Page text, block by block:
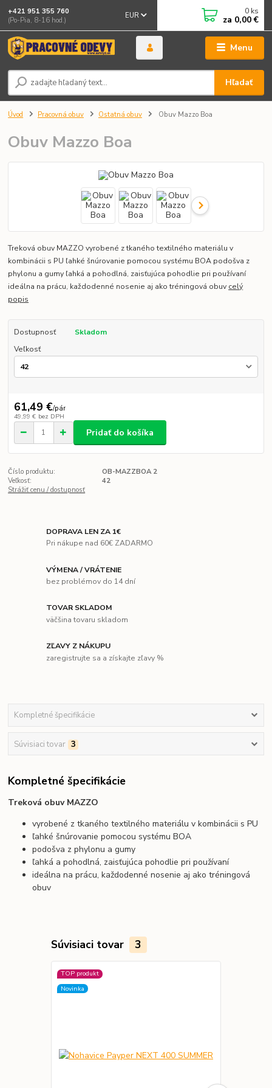
Menu
EUR
Hľadať
+421 951 355 760
(Po-Pia, 8-16 hod.)
0 ks
za 0,00 €
Úvod Pracovná obuv Ostatná obuv Obuv Mazzo Boa
Obuv Mazzo Boa
Treková obuv MAZZO vyrobené z tkaného textilného materiálu v
kombinácii s PU ľahké šnúrovanie pomocou systému BOA podošva z
phylonu a gumy ľahká a pohodlná, zaisťujúca pohodlie pri používaní
ideálna na prácu, každodenné nosenie aj ako tréningová obuv celý
popis
Dostupnosť
Skladom
Veľkosť
61,49 €/pár
49,99 € bez DPH
Pridať do košíka
Číslo produktu:
OB-MAZZBOA 2
Veľkosť:
42
Strážiť cenu / dostupnosť
DOPRAVA LEN ZA 1€
Pri nákupe nad 60€ ZADARMO
VÝMENA / VRÁTENIE
bez problémov do 14 dní
TOVAR SKLADOM
väčšina tovaru skladom
ZĽAVY Z NÁKUPU
zaregistrujte sa a získajte zľavy %
Kompletné špecifikácie
Súvisiaci tovar 3
Kompletné špecifikácie
Treková obuv MAZZO
vyrobené z tkaného textilného materiálu v kombinácii s PU
ľahké šnúrovanie pomocou systému BOA
podošva z phylonu a gumy
ľahká a pohodlná, zaisťujúca pohodlie pri používaní
ideálna na prácu, každodenné nosenie aj ako tréningová
obuv
Súvisiaci tovar 3
TOP produkt
Novinka